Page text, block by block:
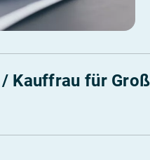
Kauffrau für